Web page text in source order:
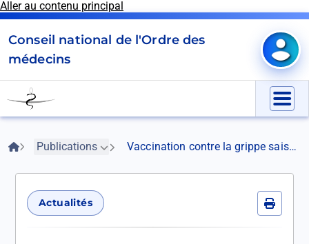
Aller au contenu principal
Menu
to
homepage
Conseil national de l'Ordre des
médecins
Mon
Fil
d'Ariane
AccueilPublications Vaccination contre la grippe saisonnière
Actualités
Panneau de gestion des cookies